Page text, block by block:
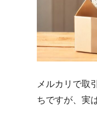
メルカリで取
ちですが、実